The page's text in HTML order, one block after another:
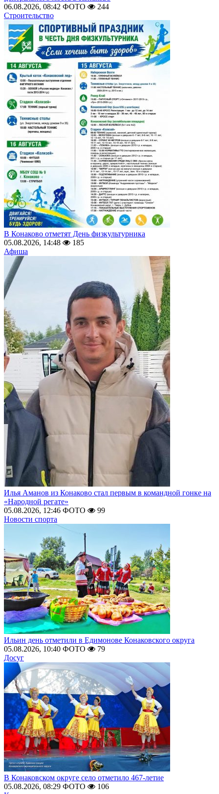
06.08.2026, 08:42 ФОТО
244
Строительство
В Конаково отметят День физкультурника
05.08.2026, 14:48
185
Афиша
Илья Аманов из Конаково стал первым в командной гонке на
«Народной регате»
05.08.2026, 12:46 ФОТО
99
Новости спорта
Ильин день отметили в Едимонове Конаковского округа
05.08.2026, 10:40 ФОТО
79
Досуг
В Конаковском округе село отметило 467-летие
05.08.2026, 08:29 ФОТО
106